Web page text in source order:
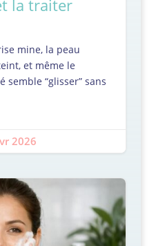
la traiter
mine, la peau
et même le
semble “glisser” sans
2026